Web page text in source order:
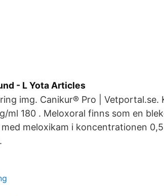
- L Yota Articles
img. Canikur® Pro | Vetportal.se.
ml 180 . Meloxoral finns som en
meloxikam i koncentrationen